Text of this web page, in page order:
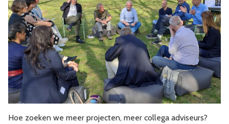
Hoe zoeken we meer projecten, meer collega adviseurs?